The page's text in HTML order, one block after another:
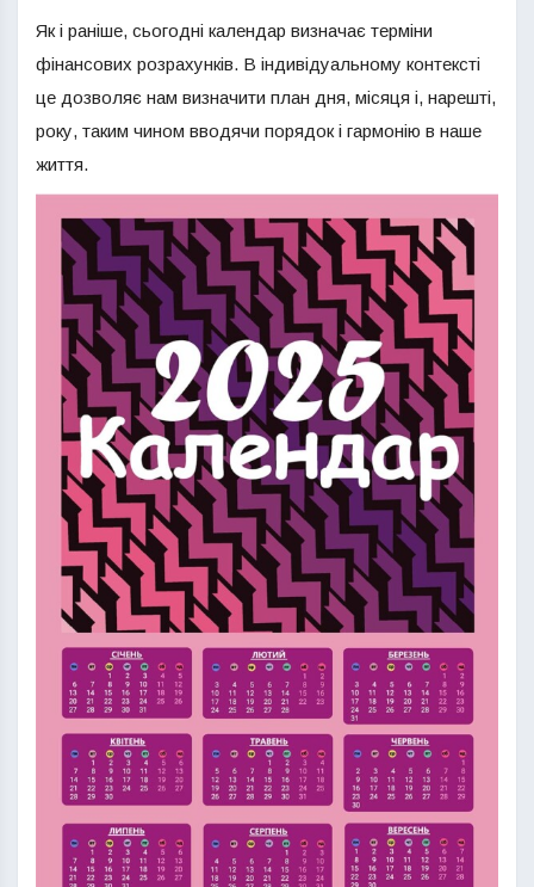
Як і раніше, сьогодні календар визначає терміни
фінансових розрахунків. В індивідуальному контексті
це дозволяє нам визначити план дня, місяця і, нарешті,
року, таким чином вводячи порядок і гармонію в наше
життя.